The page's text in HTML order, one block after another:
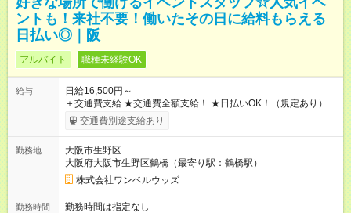
ントも！来社不要！働いたその日に給料もらえる
日払い◎｜阪
アルバイト 職種未経験OK
給与
日給16,500円～
＋交通費支給 ★交通費全額支給！ ★日払いOK！（規定あり） ┗
働いたその日に現金GET♪ お仕事後はコンビニATMから 日払
交通費別途支給あり
勤務地
大阪市生野区
大阪府大阪市生野区鶴橋（最寄り駅：鶴橋駅）
株式会社ワンベルウッズ
勤務時間
勤務時間は指定なし